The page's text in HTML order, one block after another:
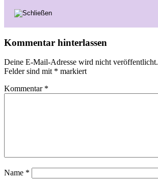
Kommentar hinterlassen
Deine E-Mail-Adresse wird nicht veröffentlicht.
Felder sind mit * markiert
Kommentar *
Name *